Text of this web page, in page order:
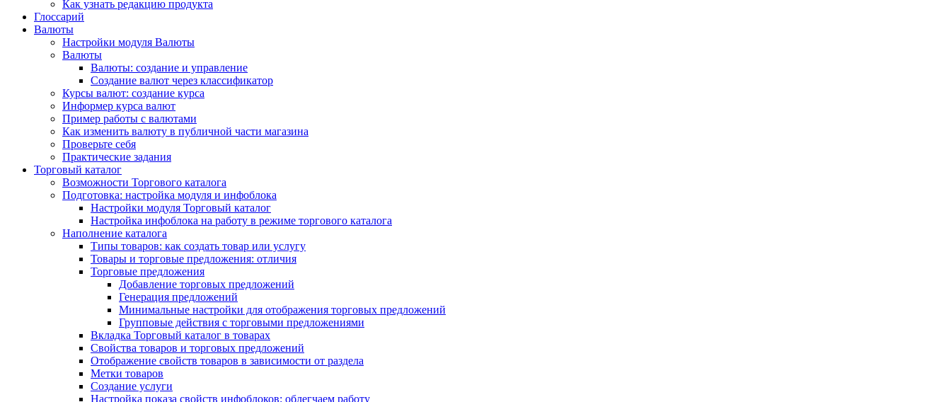
Как узнать редакцию продукта
Глоссарий
Валюты
Настройки модуля Валюты
Валюты
Валюты: создание и управление
Создание валют через классификатор
Курсы валют: создание курса
Информер курса валют
Пример работы с валютами
Как изменить валюту в публичной части магазина
Проверьте себя
Практические задания
Торговый каталог
Возможности Торгового каталога
Подготовка: настройка модуля и инфоблока
Настройки модуля Торговый каталог
Настройка инфоблока на работу в режиме торгового каталога
Наполнение каталога
Типы товаров: как создать товар или услугу
Товары и торговые предложения: отличия
Торговые предложения
Добавление торговых предложений
Генерация предложений
Минимальные настройки для отображения торговых предложений
Групповые действия с торговыми предложениями
Вкладка Торговый каталог в товарах
Свойства товаров и торговых предложений
Отображение свойств товаров в зависимости от раздела
Метки товаров
Создание услуги
Настройка показа свойств инфоблоков: облегчаем работу